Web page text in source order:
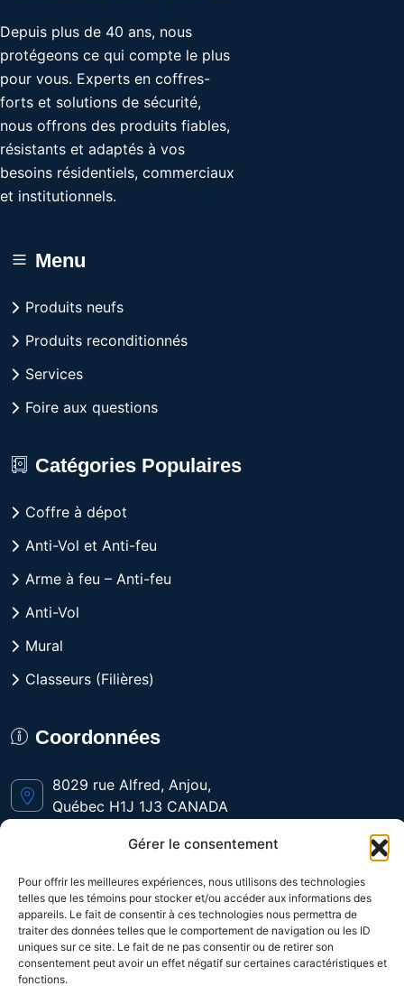
Gérer le consentement
Pour offrir les meilleures expériences, nous utilisons des technologies
telles que les témoins pour stocker et/ou accéder aux informations des
appareils. Le fait de consentir à ces technologies nous permettra de
traiter des données telles que le comportement de navigation ou les ID
uniques sur ce site. Le fait de ne pas consentir ou de retirer son
consentement peut avoir un effet négatif sur certaines caractéristiques et
fonctions.
Depuis plus de 40 ans, nous
protégeons ce qui compte le plus
pour vous. Experts en coffres-
forts et solutions de sécurité,
nous offrons des produits fiables,
résistants et adaptés à vos
besoins résidentiels, commerciaux
et institutionnels.
Menu
Produits neufs
Produits reconditionnés
Services
Foire aux questions
Catégories Populaires
Coffre à dépot
Anti-Vol et Anti-feu
Arme à feu – Anti-feu
Anti-Vol
Mural
Classeurs (Filières)
Coordonnées
8029 rue Alfred, Anjou,
Québec H1J 1J3 CANADA
Du lundi au vendredi
1-800-361-3992
(514) 328-9648